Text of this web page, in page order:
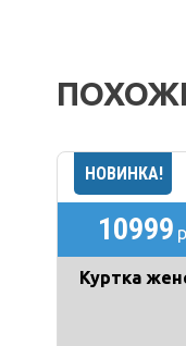
10999
Куртка